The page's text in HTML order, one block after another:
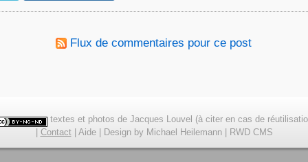
Flux de commentaires pour ce post
textes et photos de Jacques Louvel (à citer en cas de
Contact| Aide| Designby Michael Heilemann| RWD CMS